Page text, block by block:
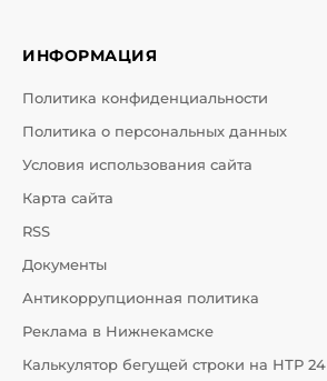
ИНФОРМАЦИЯ
Политика конфиденциальности
Политика о персональных данных
Условия использования сайта
Карта сайта
RSS
Документы
Антикоррупционная политика
Реклама в Нижнекамске
Калькулятор бегущей строки на НТР 24